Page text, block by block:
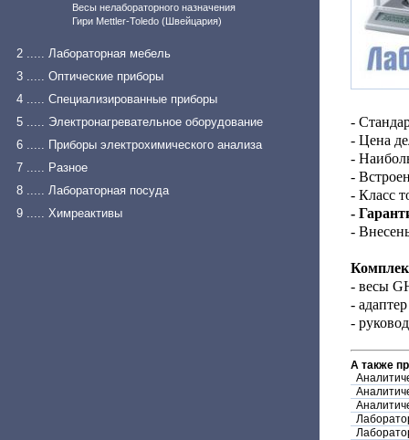
Весы нелабораторного назначения
Гири Mettler-Toledo (Швейцария)
2 ..... Лабораторная мебель
3 ..... Оптические приборы
4 ..... Специализированные приборы
5 ..... Электронагревательное оборудование
6 ..... Приборы электрохимического анализа
7 ..... Разное
8 ..... Лабораторная посуда
9 ..... Химреактивы
-
- Цена
-
-
- Класс
-
-
- весы
-
-
А также